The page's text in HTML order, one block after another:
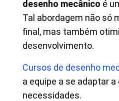
desenho mecânico é
Tal abordagem não só
final, mas também
desenvolvimento.
Cursos de desenho
a equipe a se adaptar
necessidades.